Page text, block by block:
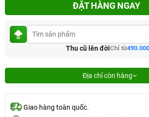
ĐẶT HÀNG NGAY
Thu cũ lên đờiChỉ từ
Địa chỉ còn hàng
Giao hàng toàn quốc.